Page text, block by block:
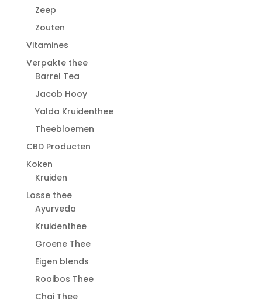
Zeep
Zouten
Vitamines
Verpakte thee
Barrel Tea
Jacob Hooy
Yalda Kruidenthee
Theebloemen
CBD Producten
Koken
Kruiden
Losse thee
Ayurveda
Kruidenthee
Groene Thee
Eigen blends
Rooibos Thee
Chai Thee